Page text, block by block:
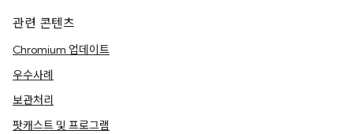
관련 콘텐츠
Chromium 업데이트
우수사례
보관처리
팟캐스트 및 프로그램